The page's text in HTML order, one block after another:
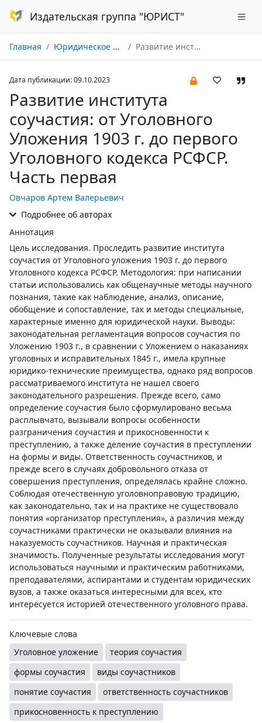
Издательская группа "ЮРИСТ"
Главная Юридическое образование и наука № 10/2023 Развитие института соучастия: от Уголовного Уложения 1903 г. до первого Уголовного кодекса РСФСР. Часть первая
Дата публикации: 09.10.2023
Развитие института
соучастия: от Уголовного
Уложения 1903 г. до первого
Уголовного кодекса РСФСР.
Часть первая
Овчаров Артем Валерьевич
Подробнее об авторах
Аннотация
Цель исследования. Проследить развитие института
соучастия от Уголовного уложения 1903 г. до первого
Уголовного кодекса РСФСР. Методология: при написании
статьи использовались как общенаучные методы научного
познания, такие как наблюдение, анализ, описание,
обобщение и сопоставление, так и методы специальные,
характерные именно для юридической науки. Выводы:
законодательная регламентация вопросов соучастия по
Уложению 1903 г., в сравнении с Уложением о наказаниях
уголовных и исправительных 1845 г., имела крупные
юридико-технические преимущества, однако ряд вопросов
рассматриваемого института не нашел своего
законодательного разрешения. Прежде всего, само
определение соучастия было сформулировано весьма
расплывчато, вызывали вопросы особенности
разграничения соучастия и прикосновенности к
преступлению, а также деление соучастия в преступлении
на формы и виды. Ответственность соучастников, и
прежде всего в случаях добровольного отказа от
совершения преступления, определялась крайне сложно.
Соблюдая отечественную уголовноправовую традицию,
как законодательно, так и на практике не существовало
понятия «организатор преступления», а различия между
соучастниками практически не оказывали влияния на
наказуемость соучастников. Научная и практическая
значимость. Полученные результаты исследования могут
использоваться научными и практическим работниками,
преподавателями, аспирантами и студентам юридических
вузов, а также оказаться интересными для всех, кто
интересуется историей отечественного уголовного права.
Ключевые слова
Уголовное уложение
теория соучастия
формы соучастия
виды соучастников
понятие соучастия
ответственность соучастников
прикосновенность к преступлению